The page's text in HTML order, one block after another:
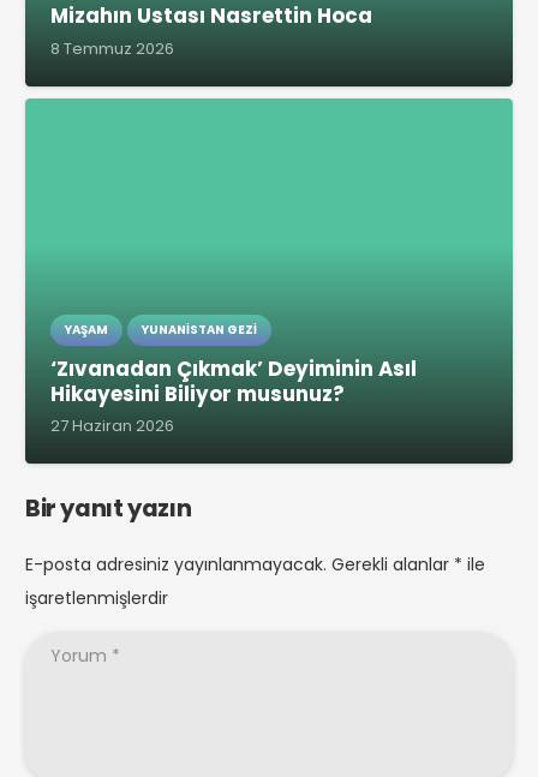
Mizahın Ustası Nasrettin Hoca
8 Temmuz 2026
YAŞAM YUNANISTAN GEZI
‘Zıvanadan Çıkmak’ Deyiminin Asıl
Hikayesini Biliyor musunuz?
27 Haziran 2026
Bir yanıt yazın
E-posta adresiniz yayınlanmayacak. Gerekli alanlar * ile
işaretlenmişlerdir